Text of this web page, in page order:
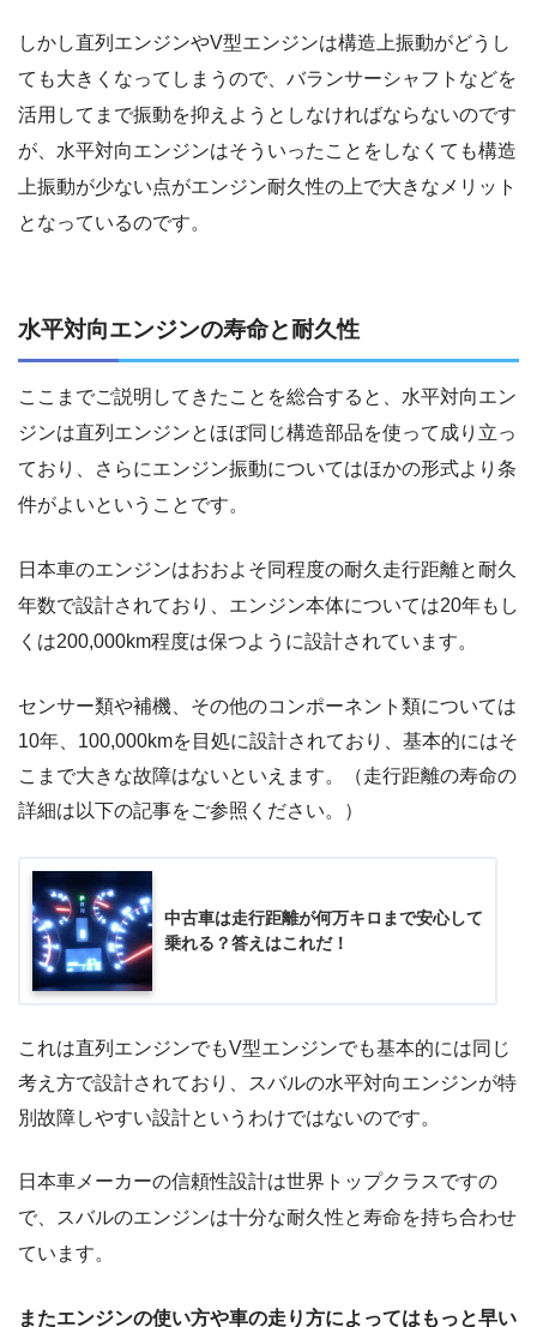
しかし直列エンジンやV型エンジンは構造上振動がどうし
ても大きくなってしまうので、バランサーシャフトなどを
活用してまで振動を抑えようとしなければならないのです
が、水平対向エンジンはそういったことをしなくても構造
上振動が少ない点がエンジン耐久性の上で大きなメリット
となっているのです。
水平対向エンジンの寿命と耐久性
ここまでご説明してきたことを総合すると、水平対向エン
ジンは直列エンジンとほぼ同じ構造部品を使って成り立っ
ており、さらにエンジン振動についてはほかの形式より条
件がよいということです。
日本車のエンジンはおおよそ同程度の耐久走行距離と耐久
年数で設計されており、エンジン本体については20年もし
くは200,000km程度は保つように設計されています。
センサー類や補機、その他のコンポーネント類については
10年、100,000kmを目処に設計されており、基本的にはそ
こまで大きな故障はないといえます。（走行距離の寿命の
詳細は以下の記事をご参照ください。）
中古車は走行距離が何万キロまで安心して
乗れる？答えはこれだ！
これは直列エンジンでもV型エンジンでも基本的には同じ
考え方で設計されており、スバルの水平対向エンジンが特
別故障しやすい設計というわけではないのです。
日本車メーカーの信頼性設計は世界トップクラスですの
で、スバルのエンジンは十分な耐久性と寿命を持ち合わせ
ています。
またエンジンの使い方や車の走り方によってはもっと早い